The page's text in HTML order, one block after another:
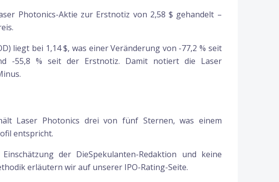
Photonics-Aktie zur Erstnotiz von 2,58 $ gehandelt –
liegt bei 1,14 $, was einer Veränderung von -77,2 % seit
-55,8 % seit der Erstnotiz. Damit notiert die Laser
Laser Photonics drei von fünf Sternen, was einem
entspricht.
der DieSpekulanten-Redaktion und keine
erläutern wir auf unserer IPO-Rating-Seite.